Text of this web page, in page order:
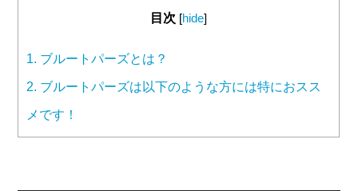
目次 [hide]
1. ブルートパーズとは？
2. ブルートパーズは以下のような方には特におスス
メです！